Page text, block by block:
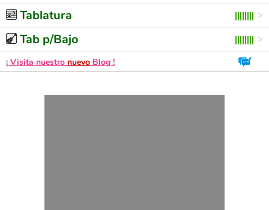
Tablatura
Tab p/Bajo
¡ Visita nuestro nuevo Blog !